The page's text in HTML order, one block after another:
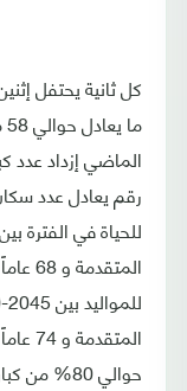
رقم يعادل عدد
حوالي 80% من كبار السن بحلول عام 2050.